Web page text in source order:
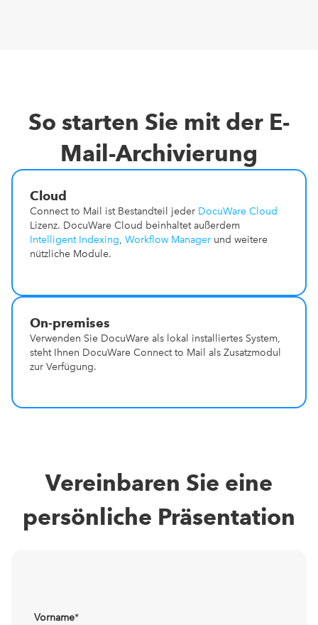
So starten Sie mit der E-
Mail-Archivierung
Cloud
Connect to Mail ist Bestandteil jeder DocuWare Cloud
Lizenz. DocuWare Cloud beinhaltet außerdem
Intelligent Indexing, Workflow Manager und weitere
nützliche Module.
On-premises
Verwenden Sie DocuWare als lokal installiertes System,
steht Ihnen DocuWare Connect to Mail als Zusatzmodul
zur Verfügung.
Vereinbaren Sie eine
persönliche Präsentation
Vorname*